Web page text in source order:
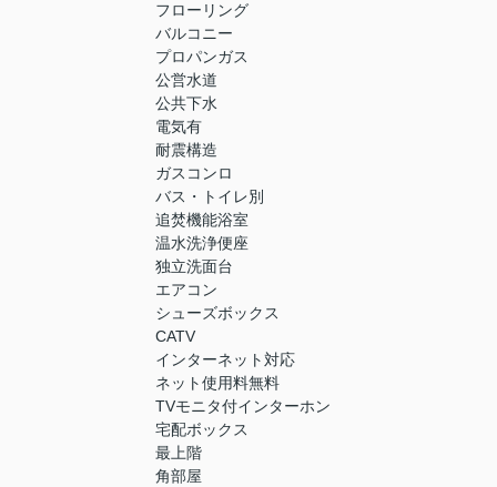
フローリング
バルコニー
プロパンガス
公営水道
公共下水
電気有
耐震構造
ガスコンロ
バス・トイレ別
追焚機能浴室
温水洗浄便座
独立洗面台
エアコン
シューズボックス
CATV
インターネット対応
ネット使用料無料
TVモニタ付インターホン
宅配ボックス
最上階
角部屋